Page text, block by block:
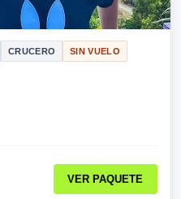
CRUCERO SIN VUELO
VER PAQUETE